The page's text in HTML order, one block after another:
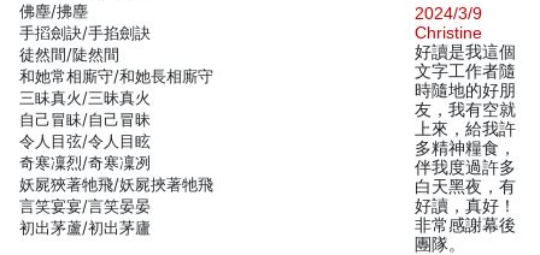
佛塵/拂塵
手搯劍訣/手掐劍訣
徒然間/陡然間
和她常相廝守/和她長相廝守
三眛真火/三昧真火
自己冒眛/自己冒昧
令人目弦/令人目眩
奇寒凜烈/奇寒凜冽
妖屍狹著牠飛/妖屍挾著牠飛
言笑宴宴/言笑晏晏
初出茅蘆/初出茅廬
2024/3/9
Christine
好讀是我這個
文字工作者隨
時隨地的好朋
友，我有空就
上來，給我許
多精神糧食，
伴我度過許多
白天黑夜，有
好讀，真好！
非常感謝幕後
團隊。